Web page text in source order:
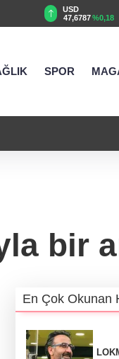
EUR
55,1254 %0,32
SPOR
bir
En Çok Okunan